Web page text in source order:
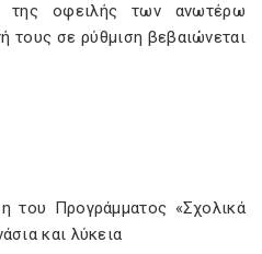
οφειλής των ανωτέρω
σε ρύθμιση βεβαιώνεται
του Προγράμματος «Σχολικά
και λύκεια